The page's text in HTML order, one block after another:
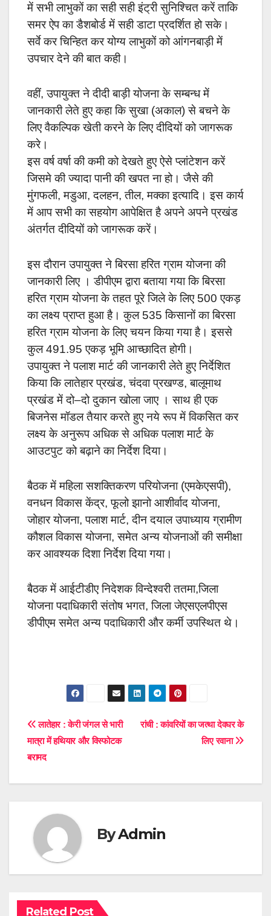
में सभी लाभुकों का सही सही इंट्री सुनिश्चित करें ताकि
समर ऐप का डैशबोर्ड में सही डाटा प्रदर्शित हो सके।
सर्वे कर चिन्हित कर योग्य लाभुकों को आंगनबाड़ी में
उपचार देने की बात कही।
वहीं, उपायुक्त ने दीदी बाड़ी योजना के सम्बन्ध में
जानकारी लेते हुए कहा कि सुखा (अकाल) से बचने के
लिए वैकल्पिक खेती करने के लिए दीदियों को जागरूक
करे।
इस वर्ष वर्षा की कमी को देखते हुए ऐसे प्लांटेशन करें
जिसमे की ज्यादा पानी की खपत ना हो। जैसे की
मुंगफली, मडुआ, दलहन, तील, मक्का इत्यादि। इस कार्य
में आप सभी का सहयोग आपेक्षित है अपने अपने प्रखंड
अंतर्गत दीदियों को जागरूक करें।
इस दौरान उपायुक्त ने बिरसा हरित ग्राम योजना की
जानकारी लिए । डीपीएम द्वारा बताया गया कि बिरसा
हरित ग्राम योजना के तहत पूरे जिले के लिए 500 एकड़
का लक्ष्य प्राप्त हुआ है। कुल 535 किसानों का बिरसा
हरित ग्राम योजना के लिए चयन किया गया है। इससे
कुल 491.95 एकड़ भूमि आच्छादित होगी।
उपायुक्त ने पलाश मार्ट की जानकारी लेते हुए निर्देशित
किया कि लातेहार प्रखंड, चंदवा प्रखण्ड, बालूमाथ
प्रखंड में दो–दो दुकान खोला जाए । साथ ही एक
बिजनेस मॉडल तैयार करते हुए नये रूप में विकसित कर
लक्ष्य के अनुरूप अधिक से अधिक पलाश मार्ट के
आउटपुट को बढ़ाने का निर्देश दिया।
बैठक में महिला सशक्तिकरण परियोजना (एमकेएसपी),
वनधन विकास केंद्र, फूलो झानो आशीर्वाद योजना,
जोहार योजना, पलाश मार्ट, दीन दयाल उपाध्याय ग्रामीण
कौशल विकास योजना, समेत अन्य योजनाओं की समीक्षा
कर आवश्यक दिशा निर्देश दिया गया।
बैठक में आईटीडीए निदेशक विन्देश्वरी ततमा,जिला
योजना पदाधिकारी संतोष भगत, जिला जेएसएलपीएस
डीपीएम समेत अन्य पदाधिकारी और कर्मी उपस्थित थे।
Post
navigation
रांची : कांवरियों का जत्था देवघर के
लिए रवाना
लातेहार : केरी जंगल से भारी
मात्रा में हथियार और विस्फोटक
बरामद
ByAdmin
Related Post